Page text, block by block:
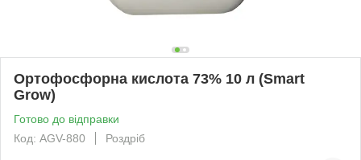
Ортофосфорна кислота 73% 10 л (Smart
Grow)
Готово до відправки
Код: AGV-880
Роздріб